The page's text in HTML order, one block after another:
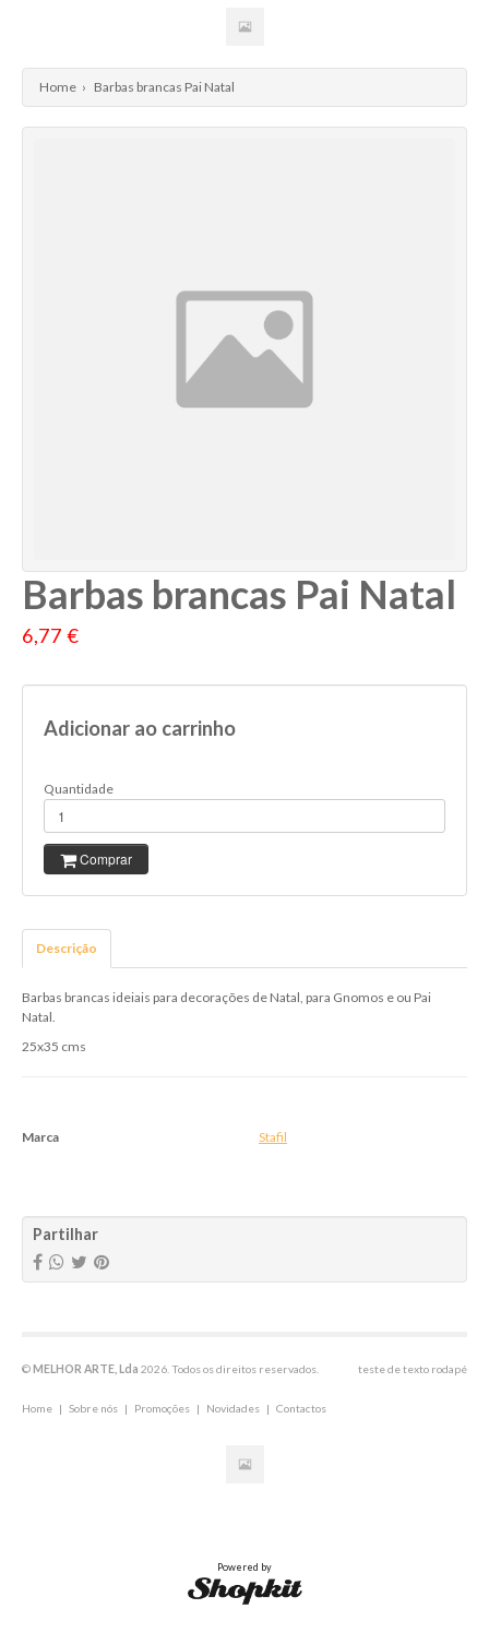
Home › Barbas brancas Pai Natal
Barbas brancas Pai Natal
6,77 €
Adicionar ao carrinho
Quantidade
Comprar
Descrição
Barbas brancas ideiais para decorações de Natal, para Gnomos e ou Pai
Natal.
25x35 cms
Marca Stafil
Partilhar
©MELHOR ARTE, Lda 2026. Todos os direitos reservados.
Home | Sobre nós | Promoções | Novidades | Contactos
teste de texto rodapé
Powered by